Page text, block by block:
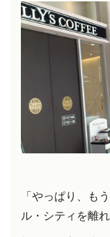
「 やっぱり、も
ル・シティを離